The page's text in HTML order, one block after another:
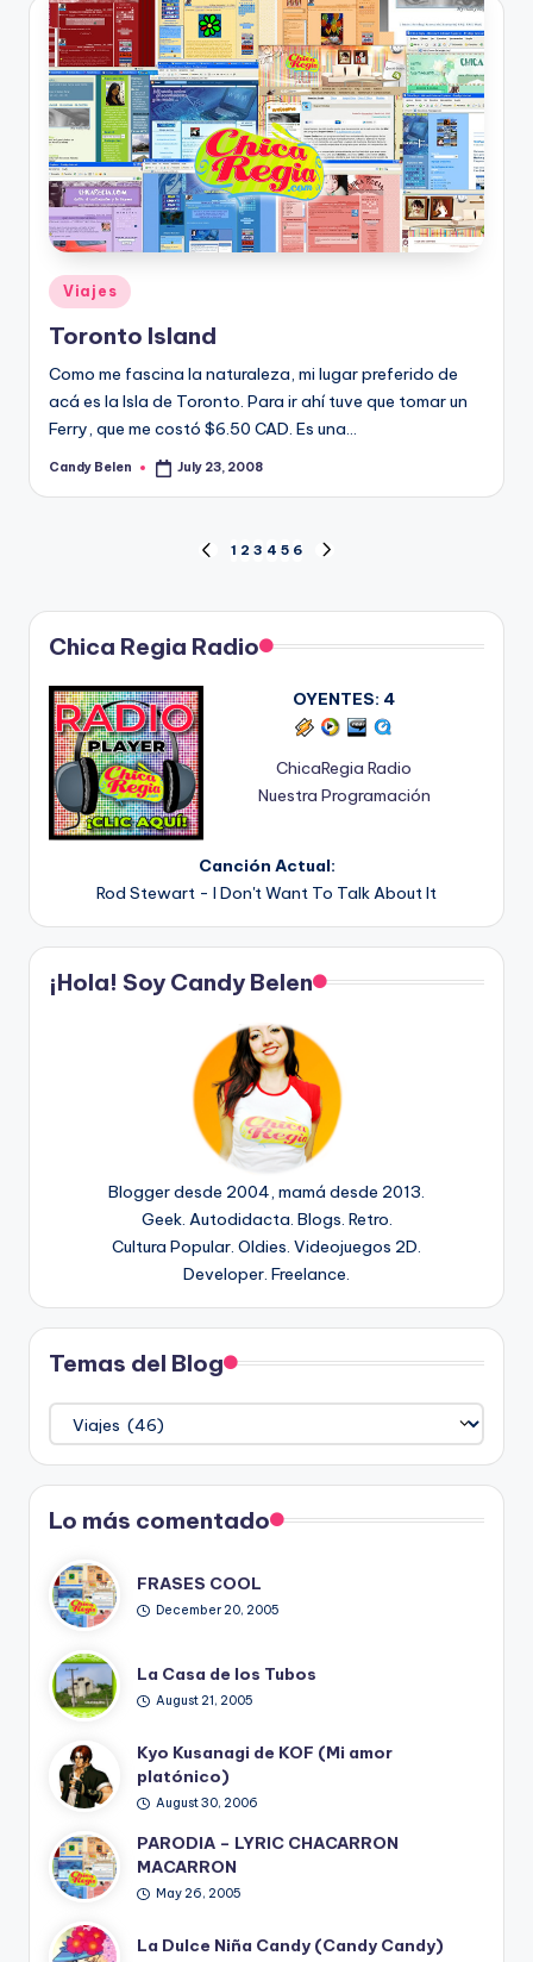
Posted
in
Viajes
Toronto Island
Como me fascina la naturaleza, mi lugar preferido de
acá es la Isla de Toronto. Para ir ahí­ tuve que tomar un
Ferry, que me costó $6.50 CAD. Es una…
Posted
Candy Belen July 23, 2008
pagination
PREVIOUS
1 2 3 4 5 6
Chica Regia Radio
OYENTES: 4
ChicaRegia Radio
Nuestra Programación
Canción Actual:
Rod Stewart - I Don't Want To Talk About It
¡Hola! Soy Candy Belen
Blogger desde 2004, mamá desde 2013.
Geek. Autodidacta. Blogs. Retro.
Cultura Popular. Oldies. Videojuegos 2D.
Developer. Freelance.
Temas del Blog
Temas
del
Blog
Lo más comentado
FRASES COOL
December 20, 2005
La Casa de los Tubos
August 21, 2005
Kyo Kusanagi de KOF (Mi amor
platónico)
August 30, 2006
PARODIA – LYRIC CHACARRON
MACARRON
May 26, 2005
La Dulce Niña Candy (Candy Candy)